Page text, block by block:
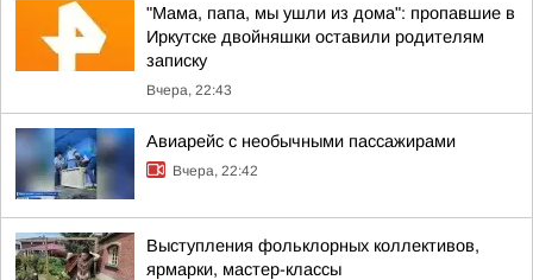
"Мама, папа, мы ушли из дома": пропавшие в
Иркутске двойняшки оставили родителям
записку
Вчера, 22:43
Авиарейс с необычными пассажирами
Вчера, 22:42
Выступления фольклорных коллективов,
ярмарки, мастер-классы